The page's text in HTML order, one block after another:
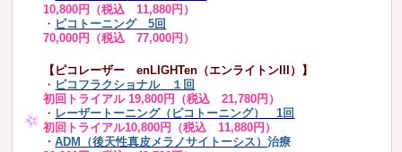
10,800円（税込 11,880円）
・ ピコトーニング 5回
70,000円（税込 77,000円）
【ピコレーザー enLIGHTen（エンライトンIII）】
・ ピコフラクショナル １回
初回トライアル 19,800円（税込 21,780円）
・ レーザートーニング（ピコトーニング） 1回
初回トライアル10,800円（税込 11,880円）
・ADM（後天性真皮メラノサイトーシス）治療